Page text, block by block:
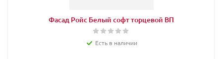
Фасад Ройс Белый софт торцевой ВП
Есть в наличии